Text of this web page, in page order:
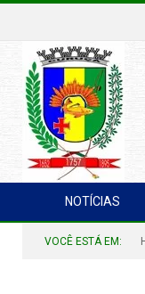
NOTÍCIAS
VOCÊ ESTÁ EM: